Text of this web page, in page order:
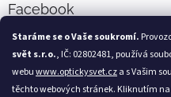
Staráme se o Vaše soukromí.
svět s.r.o., IČ: 02802481, používá
webuwww.optickysvet.cza s Vašim
těchto webových stránek. Kliknutím
Facebook